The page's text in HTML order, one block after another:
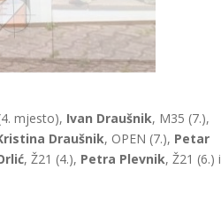
mjesto), Ivan Draušnik, M35 (7.),
Draušnik, OPEN (7.), Petar
, Ž21 (4.), Petra Plevnik, Ž21 (6.) i